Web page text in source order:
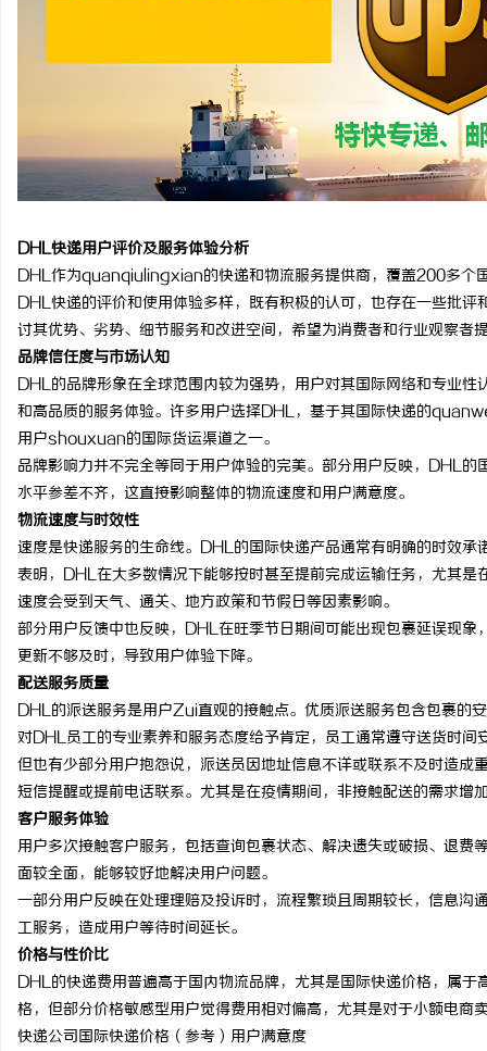
DHL快递用户评价及服务体验分析
DHL作为quanqiulingxian的快递和物流服务提供商，覆盖200多个
DHL快递的评价和使用体验多样，既有积极的认可，也存在一些批
讨其优势、劣势、细节服务和改进空间，希望为消费者和行业观察者
品牌信任度与市场认知
DHL的品牌形象在全球范围内较为强势，用户对其国际网络和专业
和高品质的服务体验。许多用户选择DHL，基于其国际快递的
用户shouxuan的国际货运渠道之一。
品牌影响力并不完全等同于用户体验的完美。部分用户反映，DHL
水平参差不齐，这直接影响整体的物流速度和用户满意度。
物流速度与时效性
速度是快递服务的生命线。DHL的国际快递产品通常有明确的时效
表明，DHL在大多数情况下能够按时甚至提前完成运输任务，尤其
速度会受到天气、通关、地方政策和节假日等因素影响。
部分用户反馈中也反映，DHL在旺季节日期间可能出现包裹延误现
更新不够及时，导致用户体验下降。
配送服务质量
DHL的派送服务是用户Zui直观的接触点。优质派送服务包含包裹的
对DHL员工的专业素养和服务态度给予肯定，员工通常遵守送货时间
但也有少部分用户抱怨说，派送员因地址信息不详或联系不及时造
短信提醒或提前电话联系。尤其是在疫情期间，非接触配送的需求增
客户服务体验
用户多次接触客户服务，包括查询包裹状态、解决遗失或破损、退
面较全面，能够较好地解决用户问题。
一部分用户反映在处理理赔及投诉时，流程繁琐且周期较长，信息
工服务，造成用户等待时间延长。
价格与性价比
DHL的快递费用普遍高于国内物流品牌，尤其是国际快递价格，属
格，但部分价格敏感型用户觉得费用相对偏高，尤其是对于小额电商
快递公司国际快递价格（参考）用户满意度